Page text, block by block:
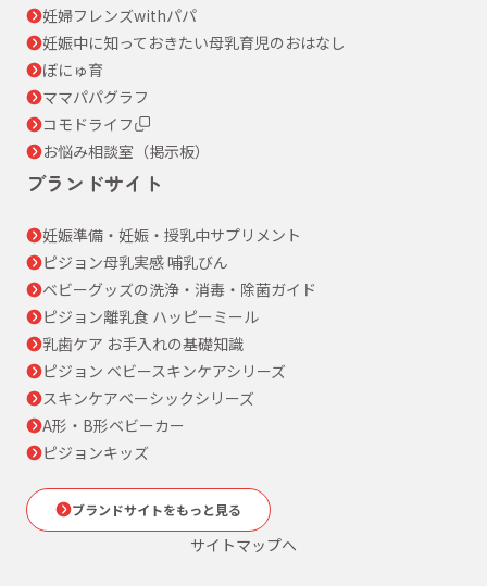
妊婦フレンズwithパパ
妊娠中に知っておきたい母乳育児のおはなし
ぼにゅ育
ママパパグラフ
コモドライフ
お悩み相談室（掲示板）
ブランドサイト
妊娠準備・妊娠・授乳中サプリメント
ピジョン母乳実感 哺乳びん
ベビーグッズの洗浄・消毒・除菌ガイド
ピジョン離乳食 ハッピーミール
乳歯ケア お手入れの基礎知識
ピジョン ベビースキンケアシリーズ
スキンケアベーシックシリーズ
A形・B形ベビーカー
ピジョンキッズ
ブランドサイトをもっと見る
サイトマップへ